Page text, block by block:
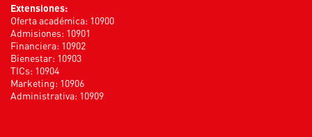
Extensiones:
Oferta académica: 10900
Admisiones: 10901
Financiera: 10902
Bienestar: 10903
TICs: 10904
Marketing: 10906
Administrativa: 10909